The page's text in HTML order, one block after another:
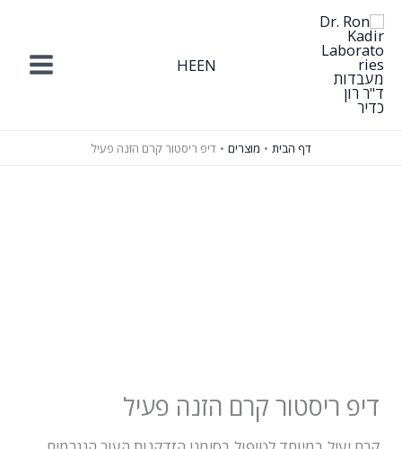
דילוג
לתוכן
EN
HE
דף הבית מוצרים דיפ ריסטור קרם הזנה פעיל
דיפ ריסטור קרם הזנה פעיל